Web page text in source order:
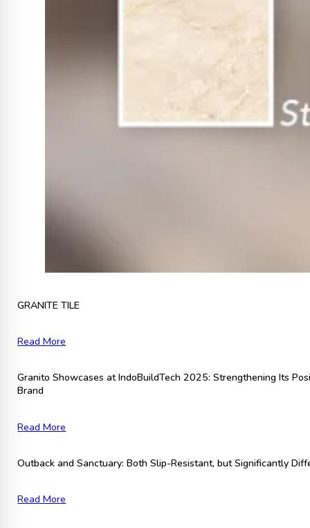
GRANITE TILE
Read More
Granito Showcases at IndoBuildTech 2025: Strengthening Its
Brand
Read More
Outback and Sanctuary: Both Slip-Resistant, but Significantly
Read More